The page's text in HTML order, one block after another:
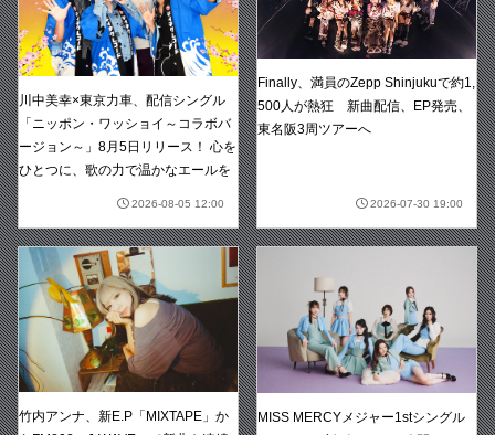
川中美幸×東京力車、配信シングル
「ニッポン・ワッショイ～コラボバ
ージョン～」8月5日リリース！ 心を
ひとつに、歌の力で温かなエールを
2026-08-05 12:00
Finally、満員のZepp Shinjukuで約1,
500人が熱狂 新曲配信、EP発売、
東名阪3周ツアーへ
2026-07-30 19:00
竹内アンナ、新E.P「MIXTAPE」か
MISS MERCYメジャー1stシングル